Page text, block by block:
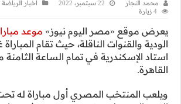
اضف تعليق
مصروالنيجر
غدا الجمعة على
مساء بتوقيت
قيادة المدير